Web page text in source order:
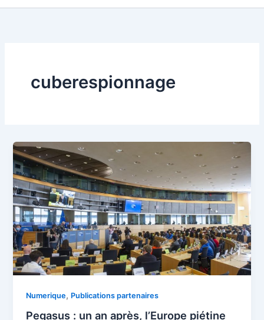
cuberespionnage
Numerique, Publications partenaires
Pegasus : un an après, l’Europe piétine